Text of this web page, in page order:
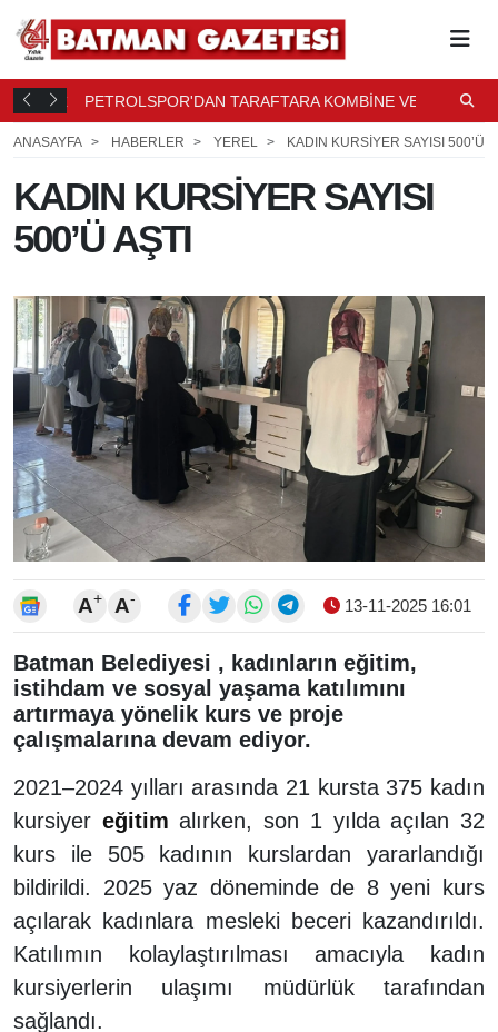
ÖNCE
PETROLSPOR'DAN TARAFTARA KOMBİNE VE
PASSOLİG ÇAĞRISI
ANASAYFA HABERLER YEREL KADIN KURSİYER SAYISI 500’Ü
KADIN KURSİYER SAYISI
500’Ü AŞTI
A+ A- 13-11-2025 16:01
Batman Belediyesi , kadınların eğitim,
istihdam ve sosyal yaşama katılımını
artırmaya yönelik kurs ve proje
çalışmalarına devam ediyor.
2021–2024 yılları arasında 21 kursta 375 kadın
kursiyer eğitim alırken, son 1 yılda açılan 32
kurs ile 505 kadının kurslardan yararlandığı
bildirildi. 2025 yaz döneminde de 8 yeni kurs
açılarak kadınlara mesleki beceri kazandırıldı.
Katılımın kolaylaştırılması amacıyla kadın
kursiyerlerin ulaşımı müdürlük tarafından
sağlandı.